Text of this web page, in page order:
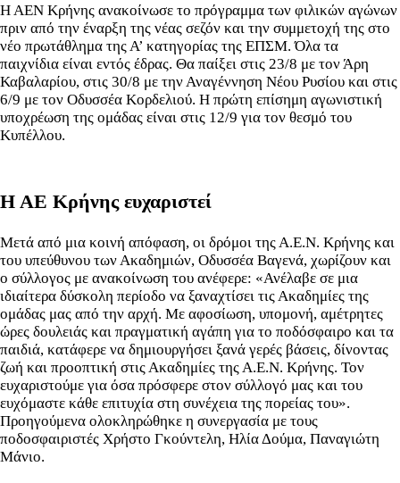
Η ΑΕΝ Κρήνης ανακοίνωσε το πρόγραμμα των φιλικών αγώνων
πριν από την έναρξη της νέας σεζόν και την συμμετοχή της στο
νέο πρωτάθλημα της Α’ κατηγορίας της ΕΠΣΜ. Όλα τα
παιχνίδια είναι εντός έδρας. Θα παίξει στις 23/8 με τον Άρη
Καβαλαρίου, στις 30/8 με την Αναγέννηση Νέου Ρυσίου και στις
6/9 με τον Οδυσσέα Κορδελιού. Η πρώτη επίσημη αγωνιστική
υποχρέωση της ομάδας είναι στις 12/9 για τον θεσμό του
Κυπέλλου.
Η ΑΕ Κρήνης ευχαριστεί
Μετά από μια κοινή απόφαση, οι δρόμοι της Α.Ε.Ν. Κρήνης και
του υπεύθυνου των Ακαδημιών, Οδυσσέα Βαγενά, χωρίζουν και
ο σύλλογος με ανακοίνωση του ανέφερε: «Ανέλαβε σε μια
ιδιαίτερα δύσκολη περίοδο να ξαναχτίσει τις Ακαδημίες της
ομάδας μας από την αρχή. Με αφοσίωση, υπομονή, αμέτρητες
ώρες δουλειάς και πραγματική αγάπη για το ποδόσφαιρο και τα
παιδιά, κατάφερε να δημιουργήσει ξανά γερές βάσεις, δίνοντας
ζωή και προοπτική στις Ακαδημίες της Α.Ε.Ν. Κρήνης. Τον
ευχαριστούμε για όσα πρόσφερε στον σύλλογό μας και του
ευχόμαστε κάθε επιτυχία στη συνέχεια της πορείας του».
Προηγούμενα ολοκληρώθηκε η συνεργασία με τους
ποδοσφαιριστές Χρήστο Γκούντελη, Ηλία Δούμα, Παναγιώτη
Μάνιο.